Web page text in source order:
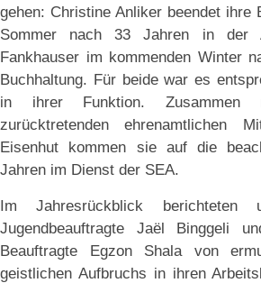
gehen: Christine Anliker beendet ihre
Sommer nach 33 Jahren in der
Fankhauser im kommenden Winter
Buchhaltung. Für beide war es
in ihrer Funktion. Zusammen
zurücktretenden ehrenamtlichen
Eisenhut kommen sie auf die
Jahren im Dienst der SEA.
Im Jahresrückblick berichteten
Jugendbeauftragte Jaël Binggeli
Beauftragte Egzon Shala von
geistlichen Aufbruchs in ihren